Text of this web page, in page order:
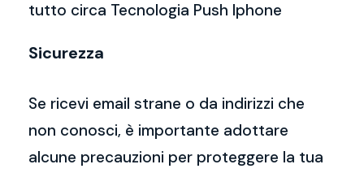
tutto circa Tecnologia Push Iphone
Sicurezza
Se ricevi email strane o da indirizzi che
non conosci, è importante adottare
alcune precauzioni per proteggere la tua